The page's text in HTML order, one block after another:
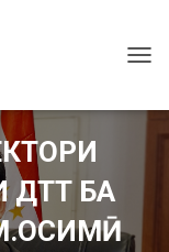
G
ДТТ БА